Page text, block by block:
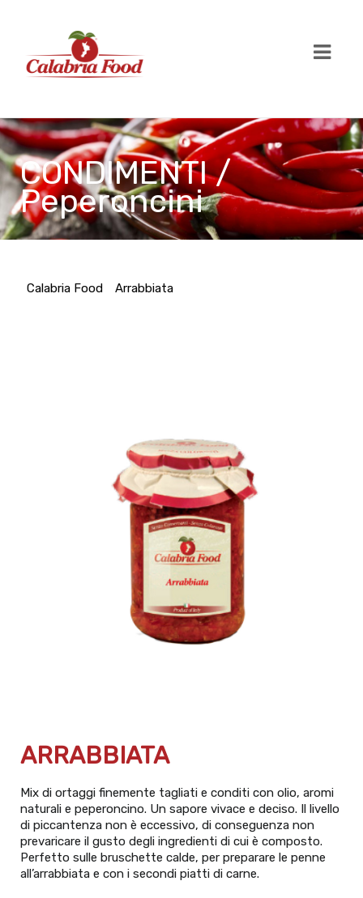
CONDIMENTI /
Peperoncini
Calabria Food Arrabbiata
ARRABBIATA
Mix di ortaggi finemente tagliati e conditi con olio, aromi
naturali e peperoncino. Un sapore vivace e deciso. Il livello
di piccantenza non è eccessivo, di conseguenza non
prevaricare il gusto degli ingredienti di cui è composto.
Perfetto sulle bruschette calde, per preparare le penne
all’arrabbiata e con i secondi piatti di carne.